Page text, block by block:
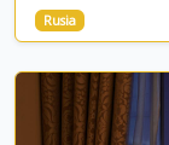
Rusia